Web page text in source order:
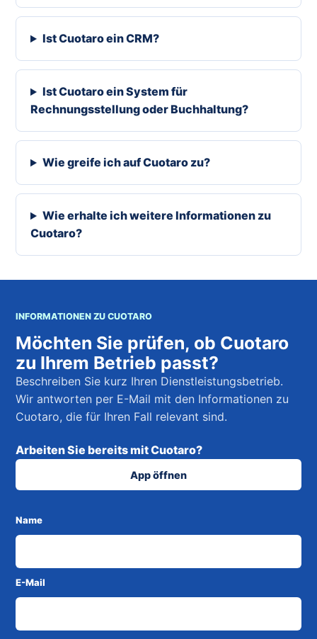
Ist Cuotaro ein CRM?
Ist Cuotaro ein System für
Rechnungsstellung oder Buchhaltung?
Wie greife ich auf Cuotaro zu?
Wie erhalte ich weitere Informationen zu
Cuotaro?
INFORMATIONEN ZU CUOTARO
Möchten Sie prüfen, ob Cuotaro
zu Ihrem Betrieb passt?
Beschreiben Sie kurz Ihren Dienstleistungsbetrieb.
Wir antworten per E-Mail mit den Informationen zu
Cuotaro, die für Ihren Fall relevant sind.
Arbeiten Sie bereits mit Cuotaro?
App öffnen
Name
E-Mail